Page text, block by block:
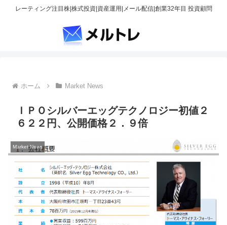
レーティング注目株|株式投資|資産運用|メール配信|創業32年目 投資顧問
ホーム Market News
ＩＰＯシルバーエッグテクノロジー初値２
６２２円、公開価格２．９倍
Market News